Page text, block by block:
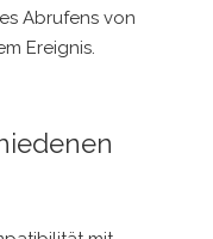
Abrufens von
Ereignis.